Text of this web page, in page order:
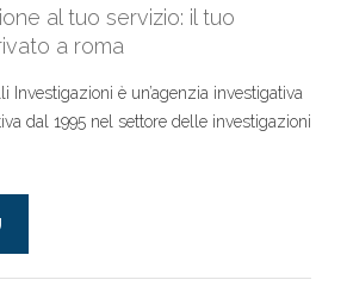
al tuo servizio: il tuo
a roma
Investigazioni è un’agenzia investigativa
dal 1995 nel settore delle investigazioni